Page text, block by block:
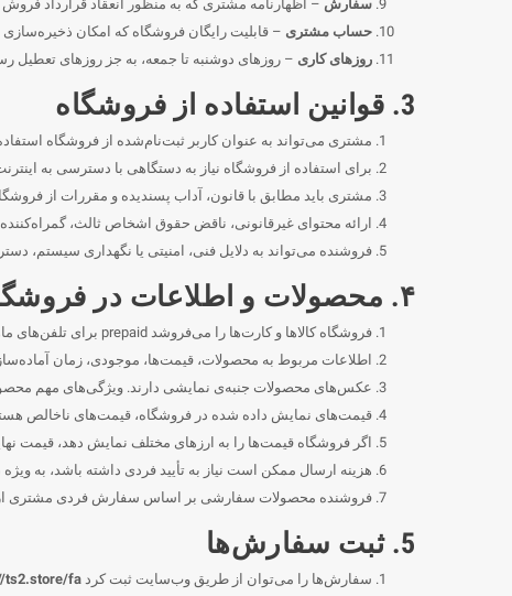
سفارش – اظهارنامه مشتری که به منظور انعقاد قرارداد
حساب مشتری – قابلیت رایگان فروشگاه که امکان
روزهای کاری – روزهای دوشنبه تا جمعه، به جز روزهای تعطیل
3. قوانین استفاده از فروشگاه
مشتری می‌تواند به عنوان کاربر ثبت‌نام‌شده از فروشگاه
برای استفاده از فروشگاه نیاز به دستگاهی با دسترسی به
مشتری باید مطابق با قانون، آداب پسندیده و مقررات از
ارائه محتوای غیرقانونی، ناقض حقوق اشخاص ثالث،
فروشنده می‌تواند به دلایل فنی، امنیتی یا نگهداری سیستم،
۴. محصولات و اطلاعات در فروشگاه
فروشگاه کالاها و کارت‌ها را می‌فروشد prepaid برای تلفن‌های ماهواره‌ای و خدمات مرتبط.
اطلاعات مربوط به محصولات، قیمت‌ها، موجودی، زمان
عکس‌های محصولات جنبه‌ی نمایشی دارند. ویژگی‌های مهم
قیمت‌های نمایش داده شده در فروشگاه، قیمت‌های ناخالص
اگر فروشگاه قیمت‌ها را به ارزهای مختلف نمایش دهد، قیمت
هزینه ارسال ممکن است نیاز به تأیید فردی داشته باشد، به
فروشنده محصولات سفارشی بر اساس سفارش فردی مشتری
5. ثبت سفارش‌ها
سفارش‌ها را می‌توان از طریق وب‌سایت ثبت کرد ts2.store/fa/